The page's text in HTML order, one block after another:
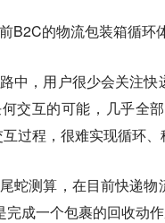
B2C的物流包装箱循环
中，用户很少会关注
交互的可能，几乎全
互过程，很难实现循环
蛇测算，在目前快递
成一个包裹的回收动